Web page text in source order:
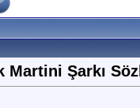
Martini Şarkı